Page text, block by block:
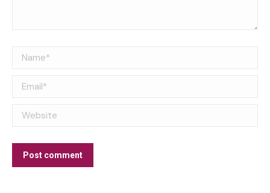
Name *
Email *
Website
Post comment